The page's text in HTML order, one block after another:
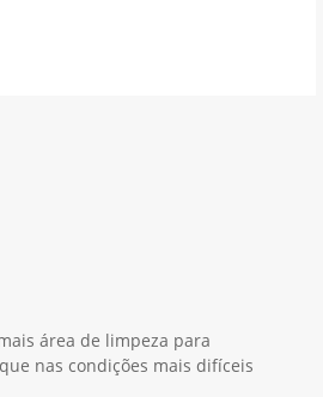
área de limpeza para
nas condições mais difíceis